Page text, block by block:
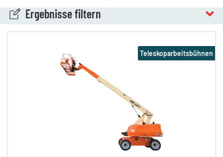
Ergebnisse filtern
Teleskoparbeitsbühnen